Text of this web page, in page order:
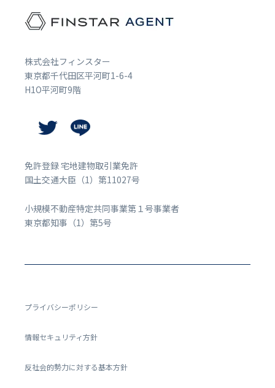
株式会社フィンスター
東京都千代田区平河町1-6-4
H1O平河町9階
免許登録 宅地建物取引業免許
国土交通大臣（1）第11027号
小規模不動産特定共同事業第１号事業者
東京都知事（1）第5号
プライバシーポリシー
情報セキュリティ方針
反社会的勢力に対する基本方針